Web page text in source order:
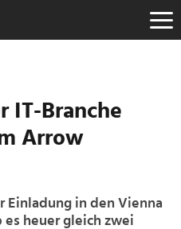
IT-Branche
Arrow
Einladung in den Vienna
es heuer gleich zwei